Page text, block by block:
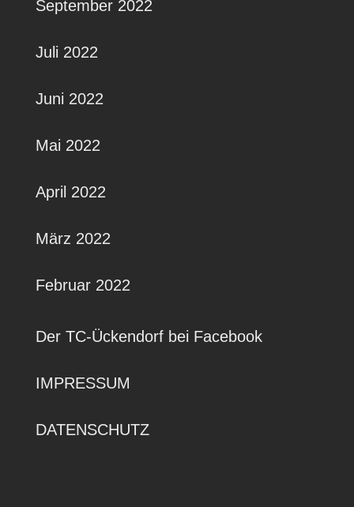
September 2022
Juli 2022
Juni 2022
Mai 2022
April 2022
März 2022
Februar 2022
Der TC-Ückendorf bei Facebook
IMPRESSUM
DATENSCHUTZ